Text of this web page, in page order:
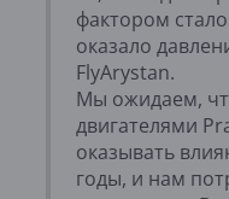
фактором
оказало
FlyArystan.
Мы ожидаем,
двигателями
оказывать
годы, и нам